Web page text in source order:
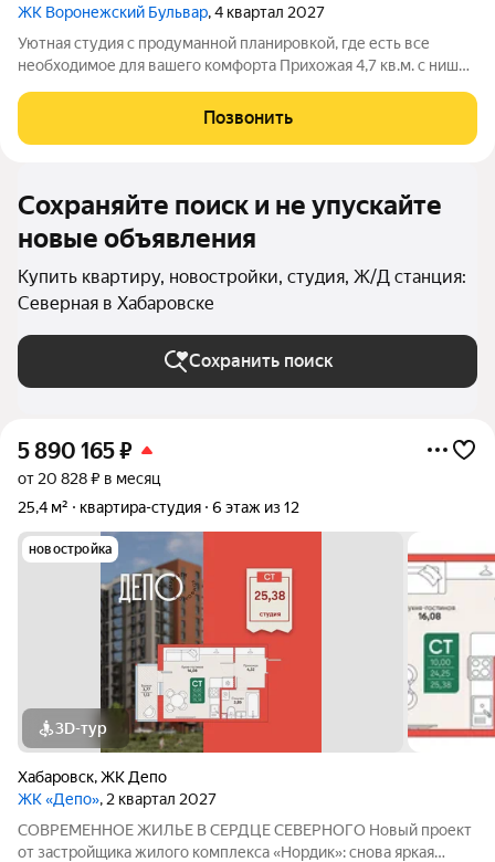
ЖК Воронежский Бульвар, 4 квартал 2027
Уютная студия с продуманной планировкой, где есть все
необходимое для вашего комфорта Прихожая 4,7 кв.м. с нишей
удобным пространством
Позвонить
Сохраняйте поиск и не упускайте
новые объявления
Купить квартиру, новостройки, студия, Ж/Д станция:
Северная в Хабаровске
Сохранить поиск
5 890 165₽
от 20 828 ₽ в месяц
25,4 м²
квартира-студия 6 этаж из 12
новостройка
3D-тур
Хабаровск,ЖК Депо
ЖК «Депо», 2 квартал 2027
СОВРЕМЕННОЕ ЖИЛЬЕ В СЕРДЦЕ СЕВЕРНОГО Новый проект
от застройщика жилого комплекса «Нордик»: снова яркая